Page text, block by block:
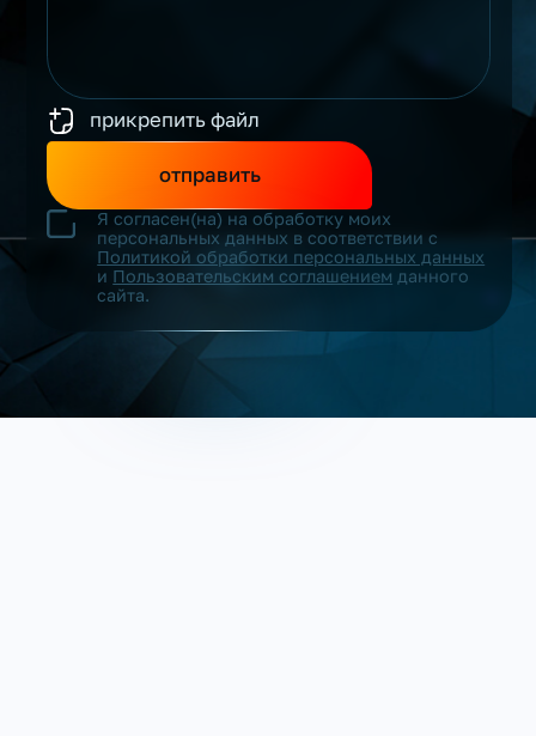
прикрепить файл
отправить
Я согласен(на) на обработку моих
персональных данных в соответствии с
Политикой обработки персональных данных
и Пользовательским соглашением данного
сайта.